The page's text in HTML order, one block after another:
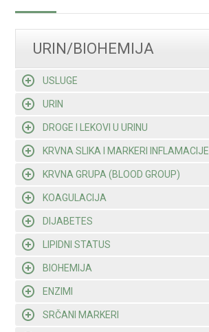
URIN/BIOHEMIJA
USLUGE
URIN
DROGE I LEKOVI U URINU
KRVNA SLIKA I MARKERI INFLAMACIJE
KRVNA GRUPA (BLOOD GROUP)
KOAGULACIJA
DIJABETES
LIPIDNI STATUS
BIOHEMIJA
ENZIMI
SRČANI MARKERI